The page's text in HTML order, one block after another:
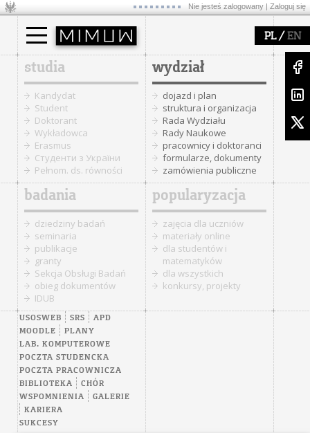
Nie jesteś zalogowany | Zaloguj się
PL/ EN
studia
Kandydat
Student
Doktorant
Wykładowca
Erasmus
Cтуденти з України
Pełnom. ds. równości
wydział
dojazd i plan
struktura i organizacja
Rada Wydziału
Rady Naukowe
pracownicy i doktoranci
formularze, dokumenty
zamówienia publiczne
badania
dziedziny badań
seminaria
publikacje
granty
Sekcja Obsługi Badań
obieg dokumentów
IDUB
popularyzacja
zajęcia dla uczniów
materiały online
dla studentów i
matematyków
dla wszystkich
konkursy, projekty
USOSWEB SRS
APD
MOODLE
PLANY
LAB. KOMPUTEROWE
POCZTA STUDENCKA
POCZTA PRACOWNICZA
BIBLIOTEKA
CHÓR
WSPOMNIENIA
GALERIE
KARIERA
SUKCESY